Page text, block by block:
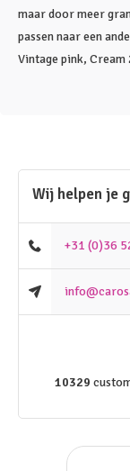
maar door meer
passen naar een
Vintage pink,
Wij helpen je
+31 (0)36
10329